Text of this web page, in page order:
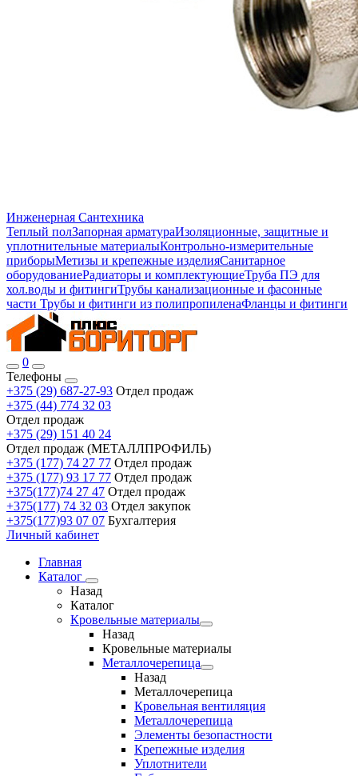
Инженерная Сантехника
Теплый полЗапорная арматураИзоляционные, защитные и
уплотнительные материалыКонтрольно-измерительные
приборыМетизы и крепежные изделияСанитарное
оборудованиеРадиаторы и комплектующиеТруба ПЭ для
хол.воды и фитингиТрубы канализационные и фасонные
части Трубы и фитинги из полипропиленаФланцы и фитинги
0
Телефоны
+375 (29) 687-27-93 Отдел продаж
+375 (44) 774 32 03
Отдел продаж
+375 (29) 151 40 24
Отдел продаж (МЕТАЛЛПРОФИЛЬ)
+375 (177) 74 27 77 Отдел продаж
+375 (177) 93 17 77 Отдел продаж
+375(177)74 27 47 Отдел продаж
+375(177) 74 32 03 Отдел закупок
+375(177)93 07 07 Бухгалтерия
Личный кабинет
Главная
Каталог
Назад
Каталог
Кровельные материалы
Назад
Кровельные материалы
Металлочерепица
Назад
Металлочерепица
Кровельная вентиляция
Металлочерепица
Элементы безопастности
Крепежные изделия
Уплотнители